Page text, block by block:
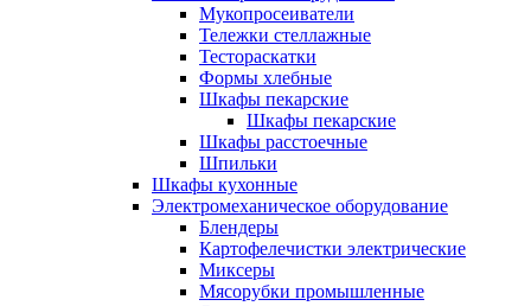
Мукопросеиватели
Тележки стеллажные
Тестораскатки
Формы хлебные
Шкафы пекарские
Шкафы пекарские
Шкафы расстоечные
Шпильки
Шкафы кухонные
Электромеханическое оборудование
Блендеры
Картофелечистки электрические
Миксеры
Мясорубки промышленные